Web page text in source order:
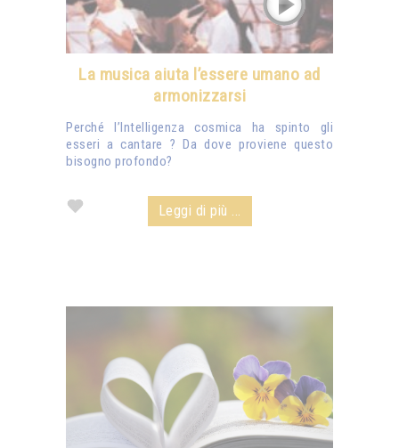
La musica aiuta l’essere umano ad
armonizzarsi
Perché l’Intelligenza cosmica ha spinto gli
esseri a cantare ? Da dove proviene questo
bisogno profondo?
Leggi di più ...